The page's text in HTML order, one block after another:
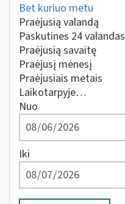
Bet kuriuo metu
Praėjusią valandą
Paskutines 24 valandas
Praėjusią savaitę
Praėjusį mėnesį
Praėjusiais metais
Laikotarpyje…
Nuo
Iki